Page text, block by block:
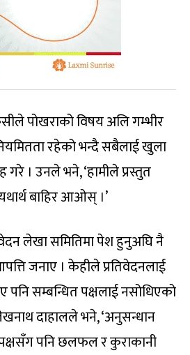
पोखराको विषय अलि गम्भीर
रहेको भन्दै सबैलाई खुला
। उनले भने, ‘हामीले प्रस्तुत
बाहिर आओस् ।’
लेखा समितिमा पेश हुनुअघि नै
जनाए । केहीले प्रतिवेदनलाई
पनि सम्बन्धित पक्षलाई नसोधिएको
दाहालले भने, ‘अनुसन्धान
पक्षसँग पनि छलफल र कुराकानी